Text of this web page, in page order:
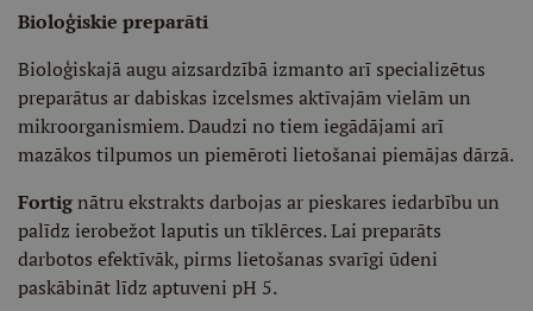
Bioloģiskie preparāti
Bioloģiskajā augu aizsardzībā izmanto arī specializētus
preparātus ar dabiskas izcelsmes aktīvajām vielām un
mikroorganismiem. Daudzi no tiem iegādājami arī
mazākos tilpumos un piemēroti lietošanai piemājas dārzā.
Fortignātru ekstrakts darbojas ar pieskares iedarbību un
palīdz ierobežot laputis un tīklērces. Lai preparāts
darbotos efektīvāk, pirms lietošanas svarīgi ūdeni
paskābināt līdz aptuveni pH 5.